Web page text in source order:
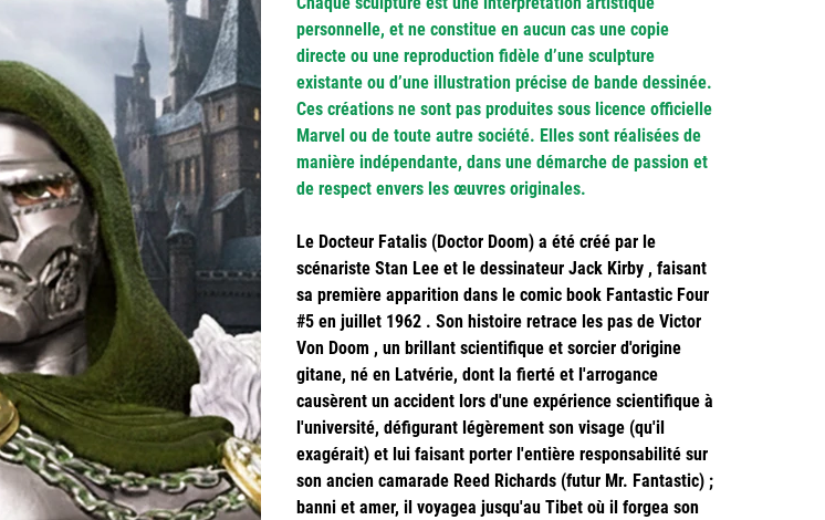
personnelle, et ne constitue en aucun cas une copie
directe ou une reproduction fidèle d’une sculpture
existante ou d’une illustration précise de bande dessinée.
Ces créations ne sont pas produites sous licence officielle
Marvel ou de toute autre société. Elles sont réalisées de
manière indépendante, dans une démarche de passion et
de respect envers les œuvres originales.
Le Docteur Fatalis (Doctor Doom) a été créé par le
scénariste Stan Lee et le dessinateur Jack Kirby , faisant
sa première apparition dans le comic book Fantastic Four
#5 en juillet 1962 . Son histoire retrace les pas de Victor
Von Doom , un brillant scientifique et sorcier d'origine
gitane, né en Latvérie, dont la fierté et l'arrogance
causèrent un accident lors d'une expérience scientifique à
l'université, défigurant légèrement son visage (qu'il
exagérait) et lui faisant porter l'entière responsabilité sur
son ancien camarade Reed Richards (futur Mr. Fantastic) ;
banni et amer, il voyagea jusqu'au Tibet où il forgea son